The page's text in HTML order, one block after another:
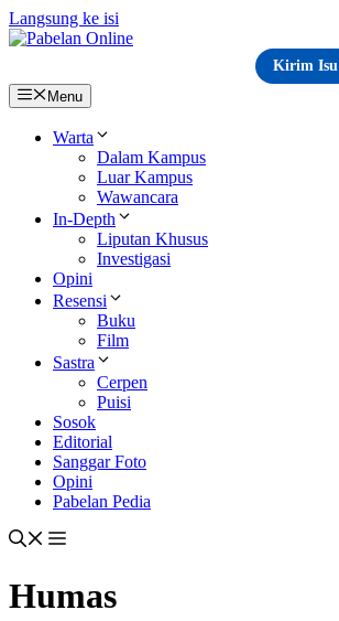
Langsung ke isi
Kirim Isu
Menu
Warta
Dalam Kampus
Luar Kampus
Wawancara
In-Depth
Liputan Khusus
Investigasi
Opini
Resensi
Buku
Film
Sastra
Cerpen
Puisi
Sosok
Editorial
Sanggar Foto
Opini
Pabelan Pedia
Humas